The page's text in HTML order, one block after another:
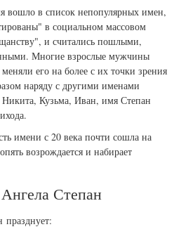
вошло в список непопулярных имен,
в социальном массовом
и считались пошлыми,
Многие взрослые мужчины
его на более с их точки зрения
наряду с другими именами
Кузьма, Иван, имя Степан
имени с 20 века почти сошла на
возрождается и набирает
Степан
празднует: